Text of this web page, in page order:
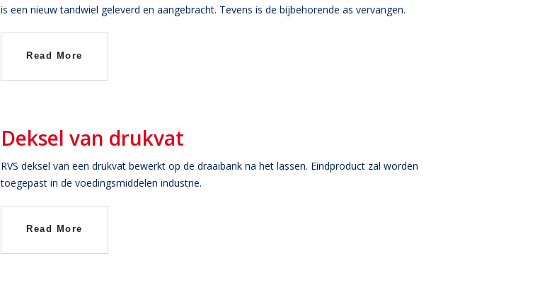
is een nieuw tandwiel geleverd en aangebracht. Tevens is de bijbehorende as vervangen.
Read More
Deksel van drukvat
RVS deksel van een drukvat bewerkt op de draaibank na het lassen. Eindproduct zal worden
toegepast in de voedingsmiddelen industrie.
Read More